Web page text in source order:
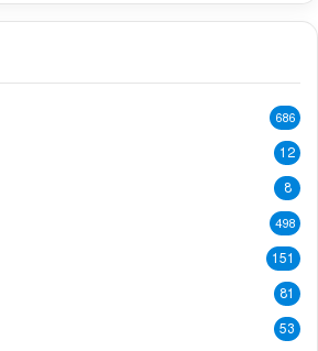
686
12
8
498
151
81
53